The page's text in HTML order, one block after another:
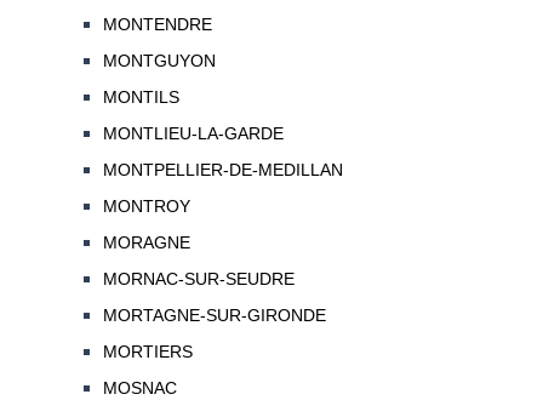
MONTENDRE
MONTGUYON
MONTILS
MONTLIEU-LA-GARDE
MONTPELLIER-DE-MEDILLAN
MONTROY
MORAGNE
MORNAC-SUR-SEUDRE
MORTAGNE-SUR-GIRONDE
MORTIERS
MOSNAC